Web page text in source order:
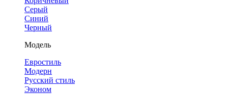
Серый
Синий
Черный
Модель
Евростиль
Модерн
Русский стиль
Эконом